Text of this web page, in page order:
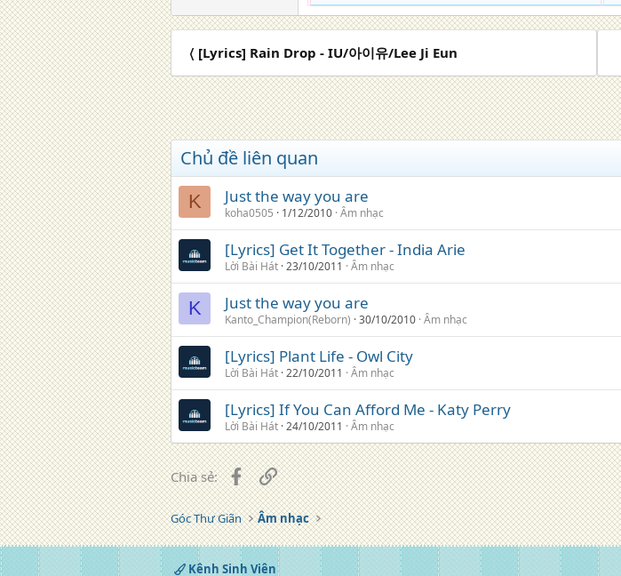
〈 [Lyrics] Rain Drop - IU/아이유/Lee Ji Eun
Chủ đề liên quan
K Just the way you are
koha0505 1/12/2010 Âm nhạc
[Lyrics] Get It Together - India Arie
Lời Bài Hát 23/10/2011 Âm nhạc
K Just the way you are
Kanto_Champion(Reborn) 30/10/2010 Âm nhạc
[Lyrics] Plant Life - Owl City
Lời Bài Hát 22/10/2011 Âm nhạc
[Lyrics] If You Can Afford Me - Katy Perry
Lời Bài Hát 24/10/2011 Âm nhạc
Chia sẻ: Facebook
Liên kết
Góc Thư Giãn Âm nhạc
Kênh Sinh Viên